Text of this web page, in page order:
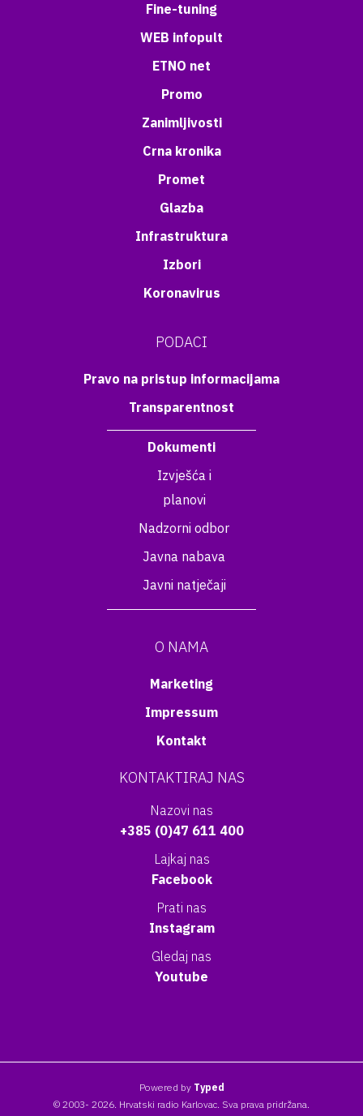
Fine-tuning
WEB infopult
ETNO net
Promo
Zanimljivosti
Crna kronika
Promet
Glazba
Infrastruktura
Izbori
Koronavirus
PODACI
Pravo na pristup informacijama
Transparentnost
Dokumenti
Izvješća i
planovi
Nadzorni odbor
Javna nabava
Javni natječaji
O NAMA
Marketing
Impressum
Kontakt
KONTAKTIRAJ NAS
Nazovi nas
+385 (0)47 611 400
Lajkaj nas
Facebook
Prati nas
Instagram
Gledaj nas
Youtube
Powered by Typed
© 2003- 2026. Hrvatski radio Karlovac. Sva prava pridržana.